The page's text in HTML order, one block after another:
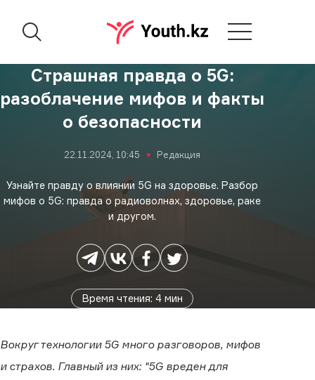
Страшная правда о 5G:
разоблачение мифов и факты
о безопасности
22.11.2024, 10:45 Редакция
Узнайте правду о влиянии 5G на здоровье. Разбор
мифов о 5G: правда о радиоволнах, здоровье, раке
и другом.
Время чтения: 4мин
Вокруг технологии 5G много разговоров, мифов
и страхов. Главный из них: "5G вреден для